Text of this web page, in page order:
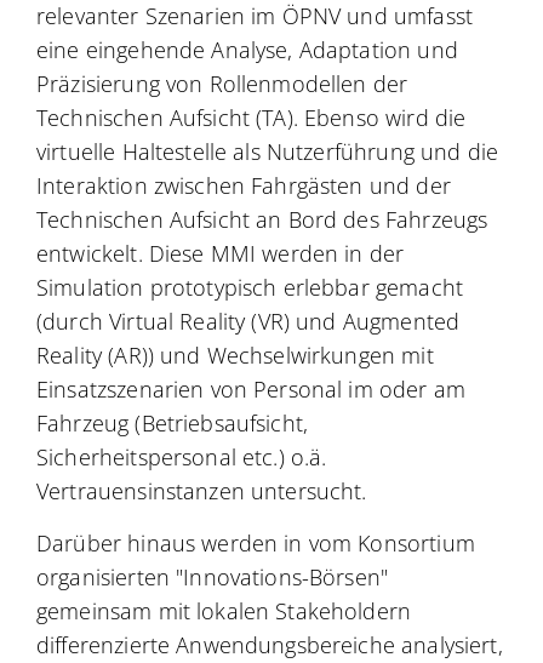
relevanter Szenarien im ÖPNV und umfasst
eine eingehende Analyse, Adaptation und
Präzisierung von Rollenmodellen der
Technischen Aufsicht (TA). Ebenso wird die
virtuelle Haltestelle als Nutzerführung und die
Interaktion zwischen Fahrgästen und der
Technischen Aufsicht an Bord des Fahrzeugs
entwickelt. Diese MMI werden in der
Simulation prototypisch erlebbar gemacht
(durch Virtual Reality (VR) und Augmented
Reality (AR)) und Wechselwirkungen mit
Einsatzszenarien von Personal im oder am
Fahrzeug (Betriebsaufsicht,
Sicherheitspersonal etc.) o.ä.
Vertrauensinstanzen untersucht.
Darüber hinaus werden in vom Konsortium
organisierten "Innovations-Börsen"
gemeinsam mit lokalen Stakeholdern
differenzierte Anwendungsbereiche analysiert,